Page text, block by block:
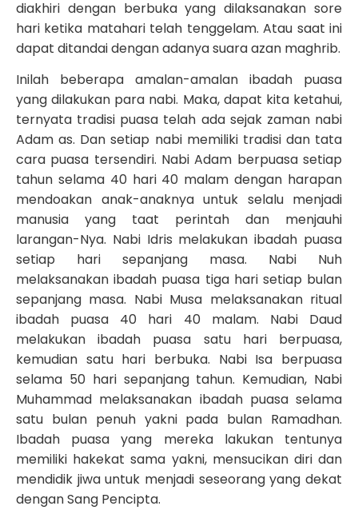
diakhiri dengan berbuka yang dilaksanakan sore
hari ketika matahari telah tenggelam. Atau saat ini
dapat ditandai dengan adanya suara azan maghrib.
Inilah beberapa amalan-amalan ibadah puasa
yang dilakukan para nabi. Maka, dapat kita ketahui,
ternyata tradisi puasa telah ada sejak zaman nabi
Adam as. Dan setiap nabi memiliki tradisi dan tata
cara puasa tersendiri. Nabi Adam berpuasa setiap
tahun selama 40 hari 40 malam dengan harapan
mendoakan anak-anaknya untuk selalu menjadi
manusia yang taat perintah dan menjauhi
larangan-Nya. Nabi Idris melakukan ibadah puasa
setiap hari sepanjang masa. Nabi Nuh
melaksanakan ibadah puasa tiga hari setiap bulan
sepanjang masa. Nabi Musa melaksanakan ritual
ibadah puasa 40 hari 40 malam. Nabi Daud
melakukan ibadah puasa satu hari berpuasa,
kemudian satu hari berbuka. Nabi Isa berpuasa
selama 50 hari sepanjang tahun. Kemudian, Nabi
Muhammad melaksanakan ibadah puasa selama
satu bulan penuh yakni pada bulan Ramadhan.
Ibadah puasa yang mereka lakukan tentunya
memiliki hakekat sama yakni, mensucikan diri dan
mendidik jiwa untuk menjadi seseorang yang dekat
dengan Sang Pencipta.